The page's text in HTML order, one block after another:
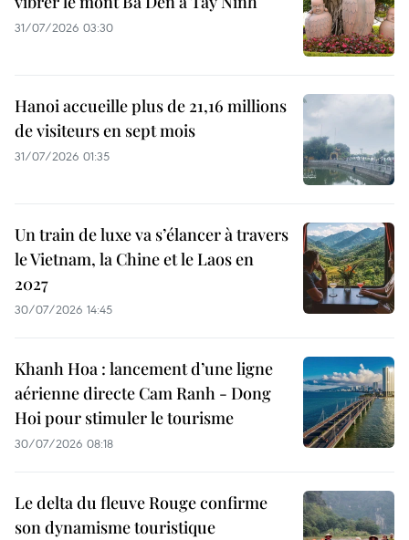
31/07/2026 03:30
Hanoi accueille plus de 21,16 millions
de visiteurs en sept mois ​
31/07/2026 01:35
Un train de luxe va s’élancer à travers
le Vietnam, la Chine et le Laos en
2027
30/07/2026 14:45
Khanh Hoa : lancement d’une ligne
aérienne directe Cam Ranh - Dong
Hoi pour stimuler le tourisme
30/07/2026 08:18
Le delta du fleuve Rouge confirme
son dynamisme touristique